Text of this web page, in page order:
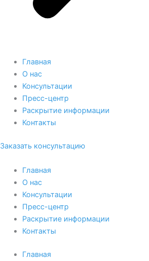
Главная
О нас
Консультации
Пресс-центр
Раскрытие информации
Контакты
Заказать консультацию
Главная
О нас
Консультации
Пресс-центр
Раскрытие информации
Контакты
Главная